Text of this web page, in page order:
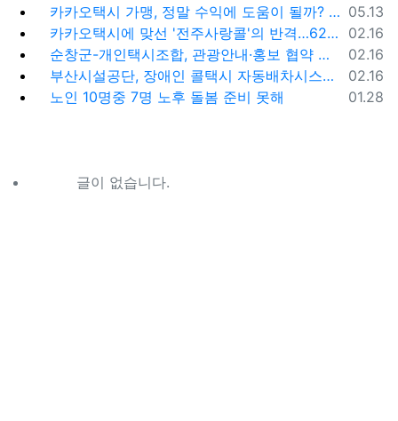
등록일
05.13
카카오택시 가맹, 정말 수익에 도움이 될까? '봉이 김선달'식 수수료의 진실
등록일
02.16
카카오택시에 맞선 '전주사랑콜'의 반격…62% 가입해 순항
등록일
02.16
순창군-개인택시조합, 관광안내·홍보 협약 체결
등록일
02.16
부산시설공단, 장애인 콜택시 자동배차시스템 시범 운영
등록일
01.28
노인 10명중 7명 노후 돌봄 준비 못해
글이 없습니다.